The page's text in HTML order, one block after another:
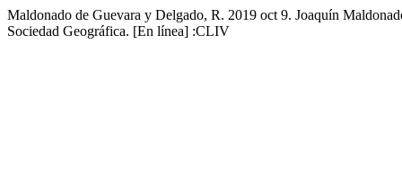
Maldonado de Guevara y Delgado, R. 2019 oct 9. Joaquín
Sociedad Geográfica. [En línea] :CLIV